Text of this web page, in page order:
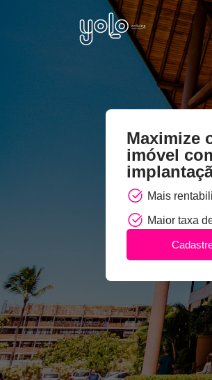
Maximize
imóvel
Mais
Maior taxa